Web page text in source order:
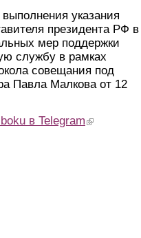
указания
президента РФ в
мер поддержки
службу в рамках
совещания под
Павла Малкова от 12
в Telegram (link is